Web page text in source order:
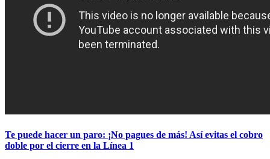
Te puede hacer un paro: ¡No pagues de más! Así evitas el cobro
doble por el cierre en la Línea 1